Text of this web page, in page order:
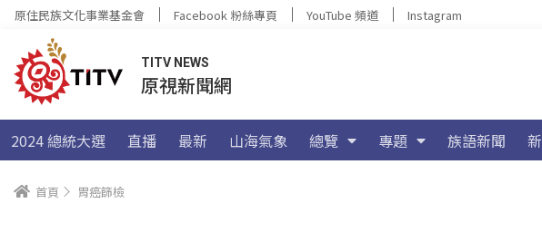
原住民族文化事業基金會 Facebook 粉絲專頁 YouTube 頻道 Instagram
TITV NEWS
原視新聞網
2024 總統大選 直播 最新 山海氣象 總覽 專題 族語新聞
首頁 胃癌篩檢